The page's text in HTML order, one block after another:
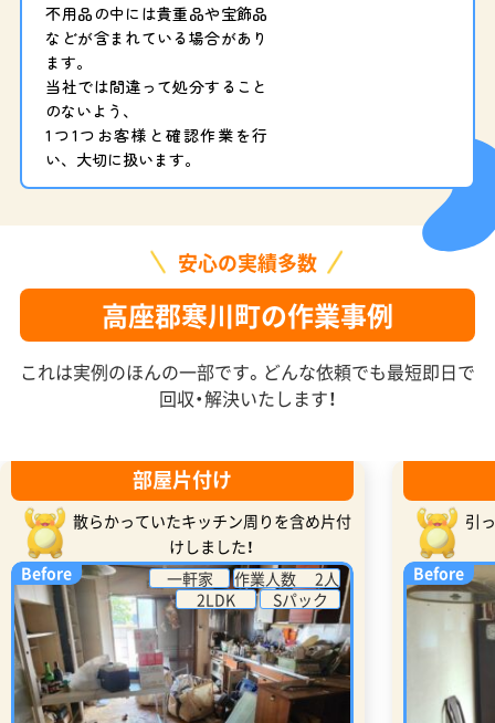
不用品の中には貴重品や宝飾品
などが含まれている場合があり
ます。
当社では間違って処分すること
のないよう、
1つ1つお客様と確認作業を行
い、大切に扱います。
安心の実績多数
高座郡寒川町の作業事例
これは実例のほんの一部です。どんな依頼でも最短即日で
回収・解決いたします！
部屋片付け
散らかっていたキッチン周りを含め片付
けしました！
Before
一軒家
作業人数 2人
2LDK
Sパック
引
Before